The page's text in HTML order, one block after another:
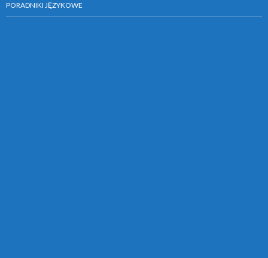
PORADNIKI JĘZYKOWE